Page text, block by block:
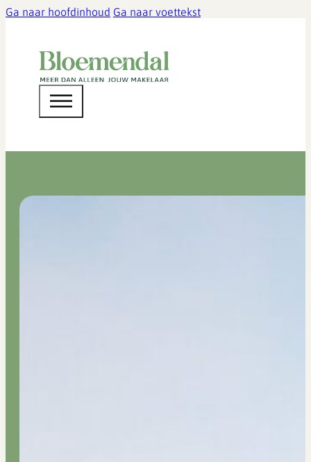
Ga naar hoofdinhoud Ga naar voettekst